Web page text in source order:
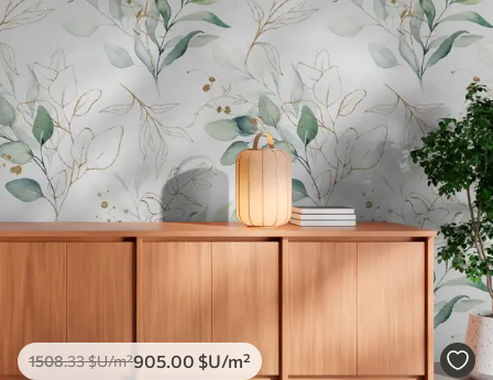
1508.33$U/m²905 .00 $U/m²